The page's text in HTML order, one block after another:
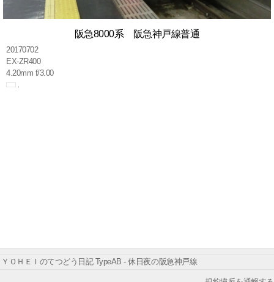
阪急8000系 阪急神戸線普通
20170702
EX-ZR400
4.20mm f/3.00
ＹＯＨＥＩのてつどう日記 TypeAB - 休日夜の阪急神戸線